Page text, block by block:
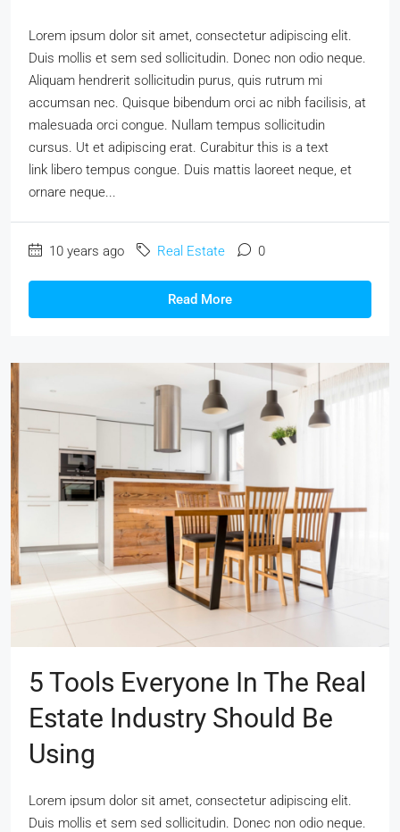
Lorem ipsum dolor sit amet, consectetur adipiscing elit.
Duis mollis et sem sed sollicitudin. Donec non odio neque.
Aliquam hendrerit sollicitudin purus, quis rutrum mi
accumsan nec. Quisque bibendum orci ac nibh facilisis, at
malesuada orci congue. Nullam tempus sollicitudin
cursus. Ut et adipiscing erat. Curabitur this is a text
link libero tempus congue. Duis mattis laoreet neque, et
ornare neque...
10 years ago Real Estate 0
Read More
5 Tools Everyone In The Real
Estate Industry Should Be
Using
Lorem ipsum dolor sit amet, consectetur adipiscing elit.
Duis mollis et sem sed sollicitudin. Donec non odio neque.